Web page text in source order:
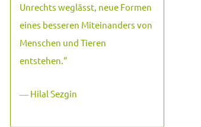
Unrechts weglässt, neue Formen
eines besseren Miteinanders von
Menschen und Tieren
entstehen. “
― Hilal Sezgin